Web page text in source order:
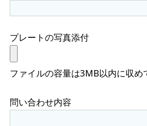
プレートの写真添付
ファイルの容量は3MB以内に収め
問い合わせ内容